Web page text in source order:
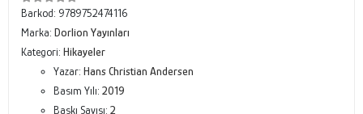
Barkod: 9789752474116
Marka: Dorlion Yayınları
Kategori: Hikayeler
Yazar: Hans Christian Andersen
Basım Yılı: 2019
Baskı Sayısı: 2